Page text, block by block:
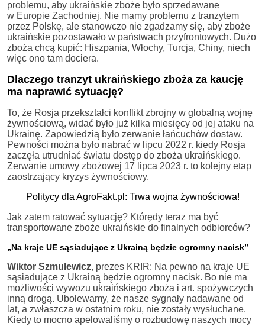
problemu, aby ukraińskie zboże było sprzedawane
w Europie Zachodniej. Nie mamy problemu z tranzytem
przez Polskę, ale stanowczo nie zgadzamy się, aby zboże
ukraińskie pozostawało w państwach przyfrontowych. Dużo
zboża chcą kupić: Hiszpania, Włochy, Turcja, Chiny, niech
więc ono tam dociera.
Dlaczego tranzyt ukraińskiego zboża za kaucję
ma naprawić sytuację?
To, że Rosja przekształci konflikt zbrojny w globalną wojnę
żywnościową, widać było już kilka miesięcy od jej ataku na
Ukrainę. Zapowiedzią było zerwanie łańcuchów dostaw.
Pewności można było nabrać w lipcu 2022 r. kiedy Rosja
zaczęła utrudniać światu dostęp do zboża ukraińskiego.
Zerwanie umowy zbożowej 17 lipca 2023 r. to kolejny etap
zaostrzający kryzys żywnościowy.
Politycy dla AgroFakt.pl: Trwa wojna żywnościowa!
Jak zatem ratować sytuację? Którędy teraz ma być
transportowane zboże ukraińskie do finalnych odbiorców?
„Na kraje UE sąsiadujące z Ukrainą będzie ogromny nacisk”
Wiktor Szmulewicz, prezes KRIR: Na pewno na kraje UE
sąsiadujące z Ukrainą będzie ogromny nacisk. Bo nie ma
możliwości wywozu ukraińskiego zboża i art. spożywczych
inną drogą. Ubolewamy, że nasze sygnały nadawane od
lat, a zwłaszcza w ostatnim roku, nie zostały wysłuchane.
Kiedy to mocno apelowaliśmy o rozbudowę naszych mocy